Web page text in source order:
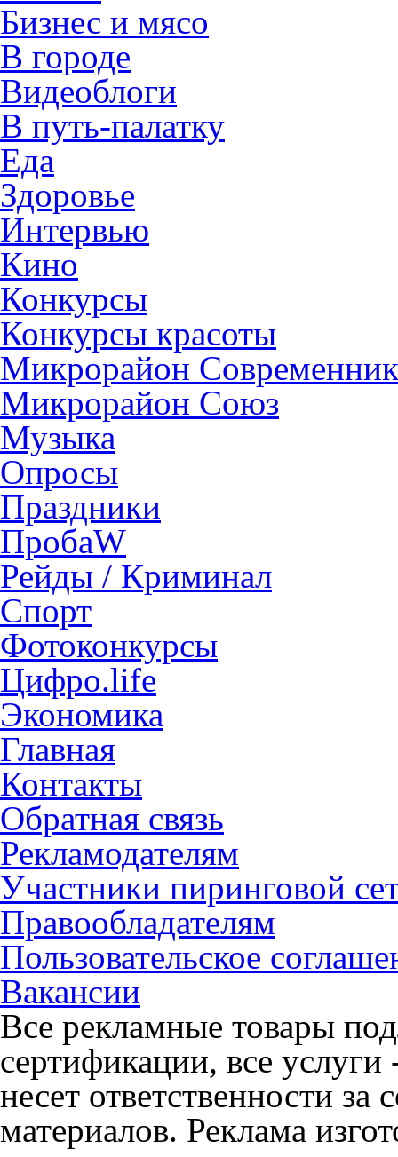
Бизнес и мясо
В городе
Видеоблоги
В путь-палатку
Еда
Здоровье
Интервью
Кино
Конкурсы
Конкурсы красоты
Микрорайон Современник
Микрорайон Союз
Музыка
Опросы
Праздники
ПробаW
Рейды / Криминал
Спорт
Фотоконкурсы
Цифро.life
Экономика
Главная
Контакты
Обратная связь
Рекламодателям
Участники пиринговой
Правообладателям
Пользовательское
Вакансии
Все рекламные товары
сертификации, все
несет ответственности
материалов. Реклама